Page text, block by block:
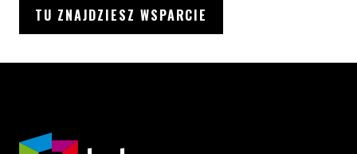
TU ZNAJDZIESZ WSPARCIE